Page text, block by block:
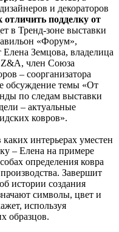
и декораторов
подделку от
в Тренд-зоне выставки
«Форум»,
Земцова, владелица
член Союза
– соорганизатора
обсуждение темы «От
по следам выставки
– актуальные
ковров».
интерьерах уместен
– Елена на примере
определения ковра
Завершит
истории создания
символы, цвет и
используя
образцов.